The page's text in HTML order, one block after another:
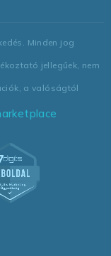
Minden jog
jellegűek, nem
a valóságtól